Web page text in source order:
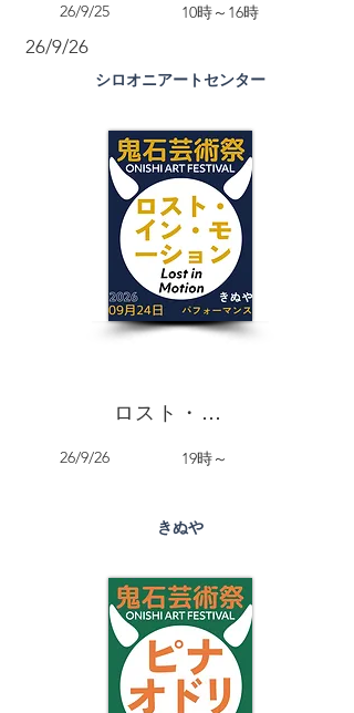
26/9/25 10時～16時
26/9/26
シロオニアートセンター
ロスト・イン・モーション 09
26/9/26 19時～
きぬや